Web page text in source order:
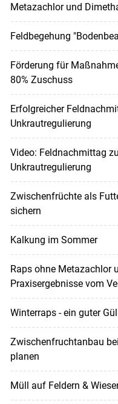
Metazachlor und
Feldbegehung
Förderung für
80% Zuschuss
Erfolgreicher
Unkrautregulierung
Video: Feldnachmittag
Unkrautregulierung
Zwischenfrüchte als
sichern
Kalkung im Sommer
Raps ohne Metazachlor
Praxisergebnisse vom
Winterraps - ein guter
Zwischenfruchtanbau
planen
Müll auf Feldern &